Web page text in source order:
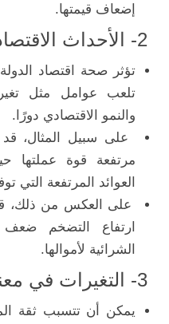
إضعاف قيمتها.
2- الأحداث الاقتصادية
تؤثر صحة اقتصاد
تلعب عوامل مثل
والنمو الاقتصادي دورًا.
على سبيل المثال،
مرتفعة قوة عملتها
العوائد المرتفعة التي
على العكس من ذلك،
ارتفاع التضخم
الشرائية لأموالها.
3- التغيرات في معنويات السوق
يمكن أن تتسبب ثقة